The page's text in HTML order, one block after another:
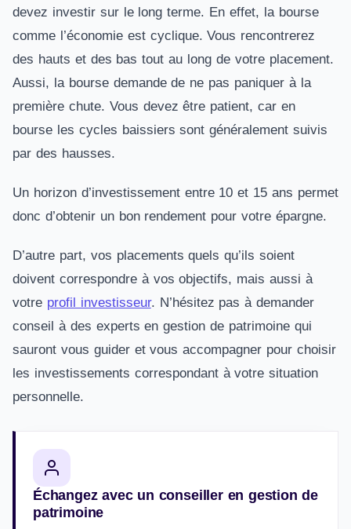
devez investir sur le long terme. En effet, la bourse
comme l’économie est cyclique. Vous rencontrerez
des hauts et des bas tout au long de votre placement.
Aussi, la bourse demande de ne pas paniquer à la
première chute. Vous devez être patient, car en
bourse les cycles baissiers sont généralement suivis
par des hausses.
Un horizon d’investissement entre 10 et 15 ans permet
donc d’obtenir un bon rendement pour votre épargne.
D’autre part, vos placements quels qu’ils soient
doivent correspondre à vos objectifs, mais aussi à
votre profil investisseur. N’hésitez pas à demander
conseil à des experts en gestion de patrimoine qui
sauront vous guider et vous accompagner pour choisir
les investissements correspondant à votre situation
personnelle.
Échangez avec un conseiller en gestion de
patrimoine